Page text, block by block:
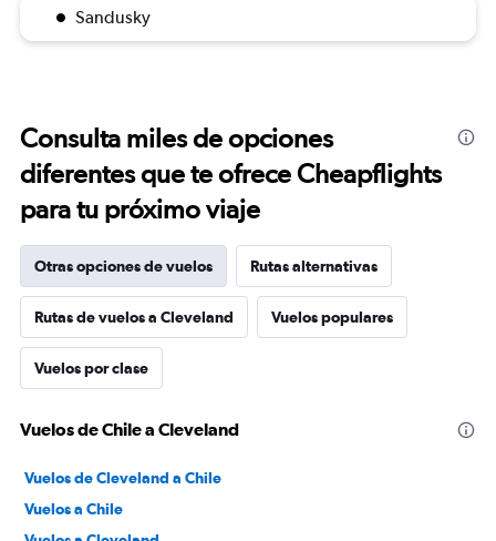
Sandusky
Consulta miles de opciones
diferentes que te ofrece Cheapflights
para tu próximo viaje
Otras opciones de vuelos Rutas alternativas
Rutas de vuelos a Cleveland Vuelos populares
Vuelos por clase
Vuelos de Chile a Cleveland
Vuelos de Cleveland a Chile
Vuelos a Chile